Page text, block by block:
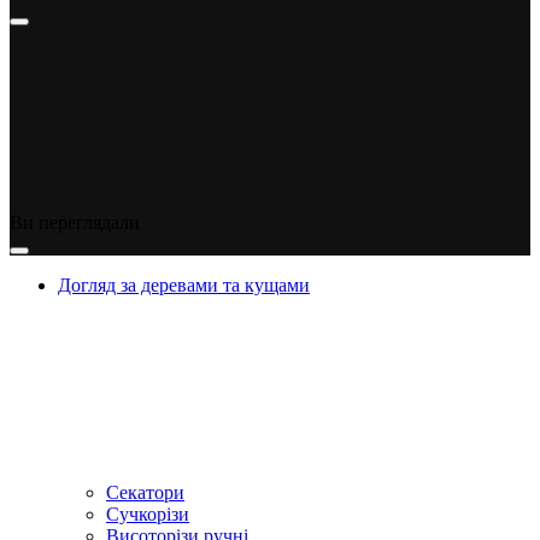
Догляд за деревами та кущами
Секатори
Сучкорізи
Висоторізи ручні